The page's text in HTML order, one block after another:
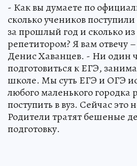
- Как вы думаете по
сколько учеников
за прошлый год и сколько
репетитором? Я вам отвечу
Денис Хаванцев. - Ни один
подготовиться к ЕГЭ,
школе. Мы суть ЕГЭ и ОГЭ
любого маленького городка
поступить в вуз. Сейчас это
Родители тратят бешеные
подготовку.